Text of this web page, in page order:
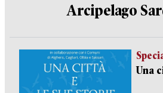
Arcipelago
Una